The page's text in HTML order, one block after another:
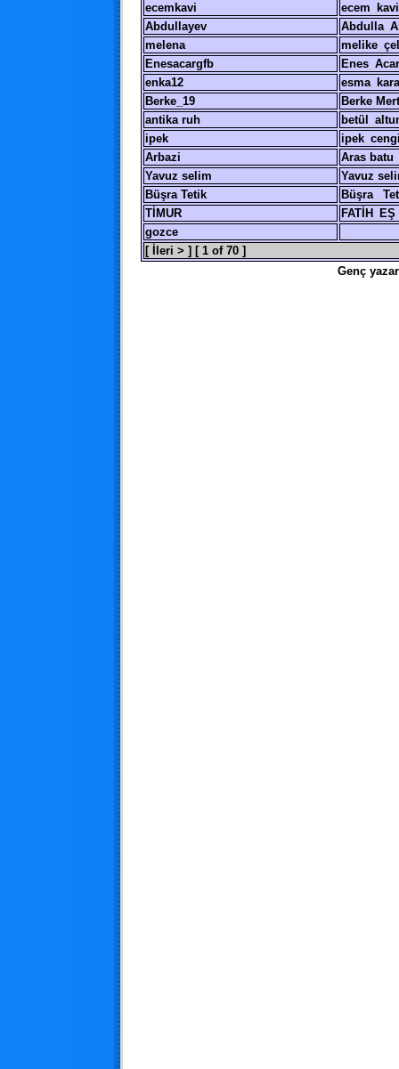
ecemkavi
ecem
kavi
Abdullayev
Abdulla_
melena
melike
Enesacargfb
Enes Acar
enka12
esma_ kara
Berke_19
Berke
antika ruh
betül
ipek
ipek
Arbazi
Aras batu
Yavuz selim
Yavuz
Büşra Tetik
Büşra
TİMUR
FATİH
EŞ
gozce
[ İleri > ] [ 1 of 70 ]
Genç